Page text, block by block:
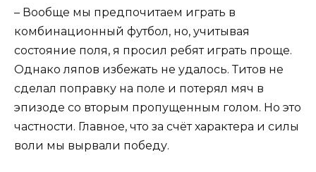
– Вообще мы предпочитаем играть в
комбинационный футбол, но, учитывая
состояние поля, я просил ребят играть проще.
Однако ляпов избежать не удалось. Титов не
сделал поправку на поле и потерял мяч в
эпизоде со вторым пропущенным голом. Но это
частности. Главное, что за счёт характера и силы
воли мы вырвали победу.